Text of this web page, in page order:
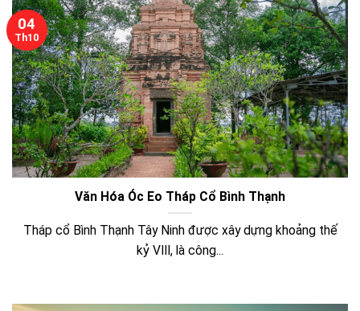
Văn Hóa Óc Eo Tháp Cổ Bình Thạnh
Tháp cổ Bình Thạnh Tây Ninh được xây dựng khoảng thế
kỷ VIII, là công...
04
Th10